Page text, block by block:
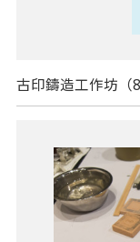
古印鑄造工作坊（